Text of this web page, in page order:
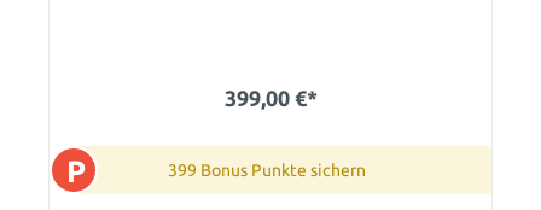
399,00 €*
P 399 Bonus Punkte sichern